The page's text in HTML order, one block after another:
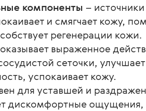
компоненты –
и смягчает кожу,
регенерации кожи.
выраженное
сеточки,
успокаивает кожу.
для уставшей и
дискомфортные ощущения,